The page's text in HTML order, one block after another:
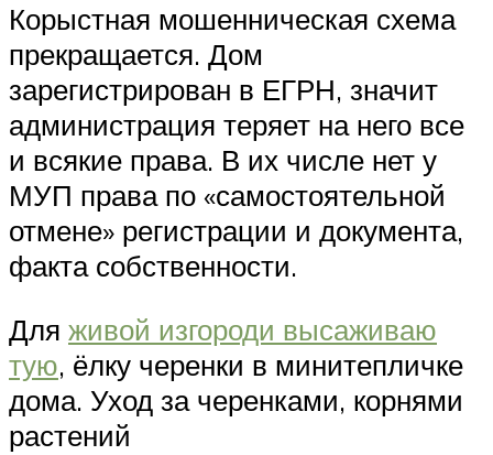
Корыстная мошенническая схема
прекращается. Дом
зарегистрирован в ЕГРН, значит
администрация теряет на него все
и всякие права. В их числе нет у
МУП права по «самостоятельной
отмене» регистрации и документа,
факта собственности.
Для живой изгороди высаживаю
тую, ёлку черенки в минитепличке
дома. Уход за черенками, корнями
растений